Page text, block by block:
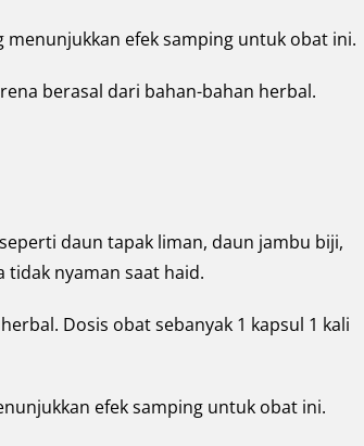
menunjukkan efek samping untuk obat ini.
berasal dari bahan-bahan herbal.
daun tapak liman, daun jambu biji,
tidak nyaman saat haid.
Dosis obat sebanyak 1 kapsul 1 kali
efek samping untuk obat ini.